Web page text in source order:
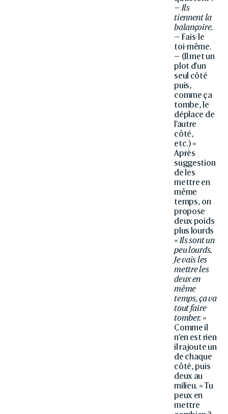
— Ils
tiennent la
balançoire.
— Fais-le
toi-même.
— (Il met un
plot d’un
seul côté
puis,
comme ça
tombe, le
déplace de
l’autre
côté,
etc.) »
Après
suggestion
de les
mettre en
même
temps, on
propose
deux poids
plus lourds
« Ils sont un
peu lourds.
Je vais les
mettre les
deux en
même
temps, ça va
tout faire
tomber. »
Comme il
n’en est rien
il rajoute un
de chaque
côté, puis
deux au
milieu. « Tu
peux en
mettre